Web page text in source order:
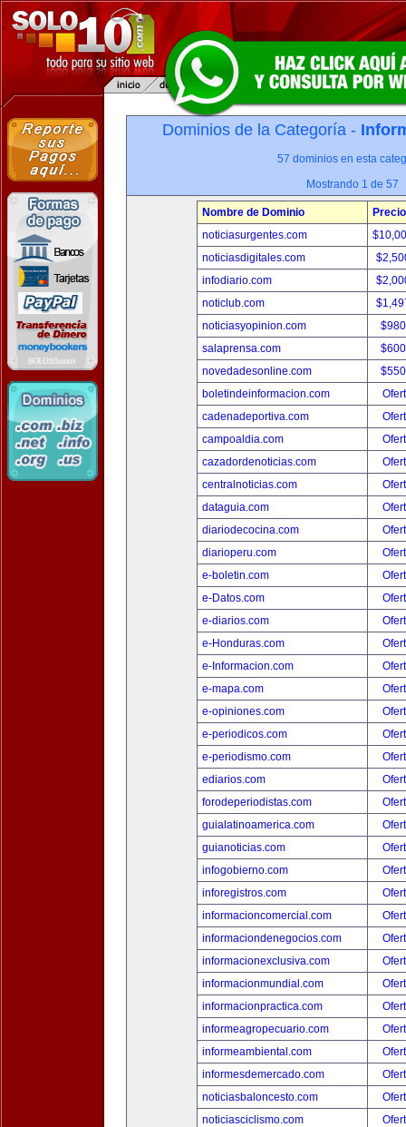
Dominios de la Categoría -
57 dominios en esta
Mostrando 1 de 57
Nombre de Dominio
Precio
noticiasurgentes.com
noticiasdigitales.com
infodiario.com
noticlub.com
noticiasyopinion.com
salaprensa.com
novedadesonline.com
boletindeinformacion.com
cadenadeportiva.com
campoaldia.com
cazadordenoticias.com
centralnoticias.com
dataguia.com
diariodecocina.com
diarioperu.com
e-boletin.com
e-Datos.com
e-diarios.com
e-Honduras.com
e-Informacion.com
e-mapa.com
e-opiniones.com
e-periodicos.com
e-periodismo.com
ediarios.com
forodeperiodistas.com
guialatinoamerica.com
guianoticias.com
infogobierno.com
inforegistros.com
informacioncomercial.com
informaciondenegocios.com
informacionexclusiva.com
informacionmundial.com
informacionpractica.com
informeagropecuario.com
informeambiental.com
informesdemercado.com
noticiasbaloncesto.com
noticiasciclismo.com